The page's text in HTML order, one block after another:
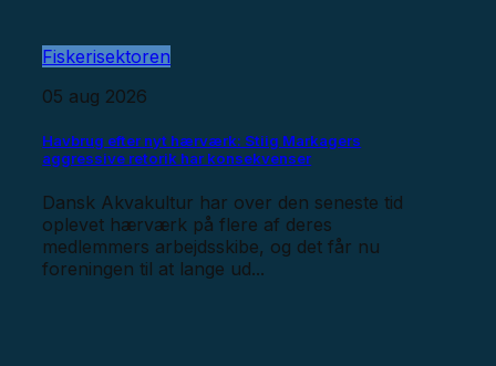
Fiskerisektoren
05 aug 2026
Havbrug efter nyt hærværk: Stiig Markagers
aggressive retorik har konsekvenser
Dansk Akvakultur har over den seneste tid
oplevet hærværk på flere af deres
medlemmers arbejdsskibe, og det får nu
foreningen til at lange ud...